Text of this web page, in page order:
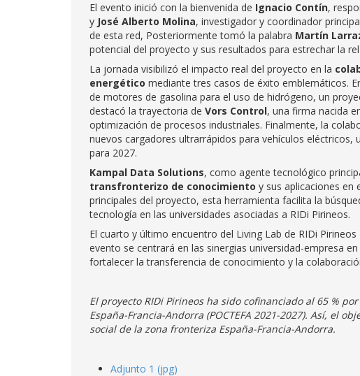
El evento inició con la bienvenida de Ignacio Contín,
y José Alberto Molina, investigador y coordinador
de esta red, Posteriormente tomó la palabra Martín
potencial del proyecto y sus resultados para estrechar la
La jornada visibilizó el impacto real del proyecto en la
energético mediante tres casos de éxito emblemáticos.
de motores de gasolina para el uso de hidrógeno, un
destacó la trayectoria de Vors Control, una firma nacida
optimización de procesos industriales. Finalmente, la
nuevos cargadores ultrarrápidos para vehículos
para 2027.
Kampal Data Solutions, como agente tecnológico
transfronterizo de conocimiento y sus aplicaciones en
principales del proyecto, esta herramienta facilita la
tecnología en las universidades asociadas a RIDi Pirineos.
El cuarto y último encuentro del Living Lab de RIDi
evento se centrará en las sinergias universidad-empresa
fortalecer la transferencia de conocimiento y la
El proyecto RIDi Pirineos ha sido cofinanciado al 65 %
España-Francia-Andorra (POCTEFA 2021-2027). Así, el
social de la zona fronteriza España-Francia-Andorra.
Adjunto 1 (jpg)